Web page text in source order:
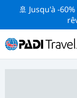
🚢 Jusqu'à -